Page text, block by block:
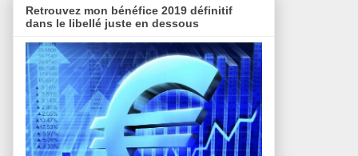
Retrouvez mon bénéfice 2019 définitif
dans le libellé juste en dessous